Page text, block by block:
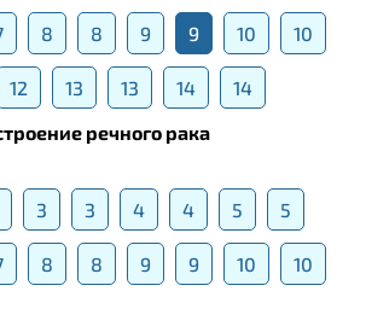
8 8 9 9 10 10
12 13 13 14
14
речного рака
3 3 4 4 5 5
8 8 9 9 10 10